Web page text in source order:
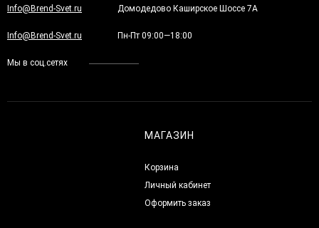
Info@Brend-Svet.ru Домодедово Каширское Шоссе 7А
Info@Brend-Svet.ru Пн-Пт 09:00—18:00
Мы в соц.сетях
МАГАЗИН
Корзина
Личный кабинет
Оформить заказ